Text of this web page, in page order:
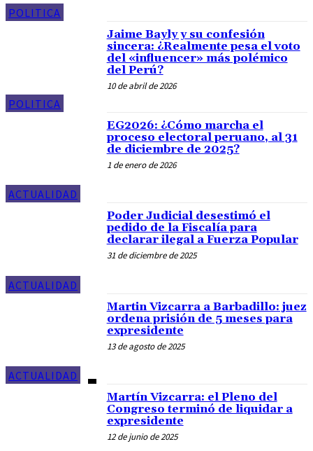
POLITICA
POLITICA
Jaime Bayly y su confesión
sincera: ¿Realmente pesa el voto
del «influencer» más polémico
del Perú?
10 de abril de 2026
ACTUALIDAD
EG2026: ¿Cómo marcha el
proceso electoral peruano, al 31
de diciembre de 2025?
1 de enero de 2026
ACTUALIDAD
Poder Judicial desestimó el
pedido de la Fiscalía para
declarar ilegal a Fuerza Popular
31 de diciembre de 2025
ACTUALIDAD
Martin Vizcarra a Barbadillo: juez
ordena prisión de 5 meses para
expresidente
13 de agosto de 2025
Martín Vizcarra: el Pleno del
Congreso terminó de liquidar a
expresidente
12 de junio de 2025